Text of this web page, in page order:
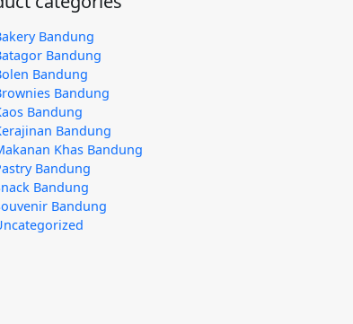
Bandung
Bandung
Bandung
Bandung
Bandung
Bandung
Khas Bandung
Bandung
Bandung
Bandung